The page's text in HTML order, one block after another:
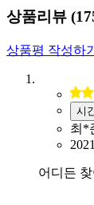
상품리뷰 (
상품평 작성하기
시
최*
어디든